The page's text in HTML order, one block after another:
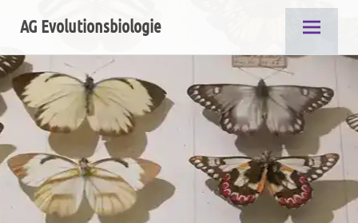
InhaltAG Evolutionsbiologie